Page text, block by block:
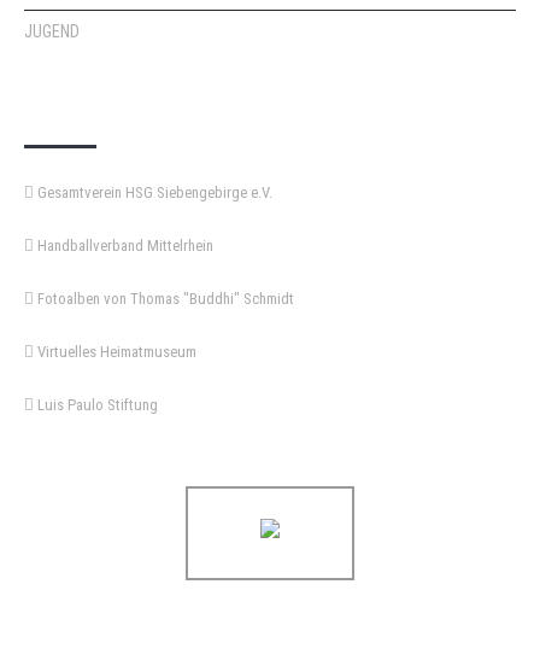
JUGEND
Gesamtverein HSG Siebengebirge e.V.
Handballverband Mittelrhein
Fotoalben von Thomas "Buddhi" Schmidt
Virtuelles Heimatmuseum
Luis Paulo Stiftung